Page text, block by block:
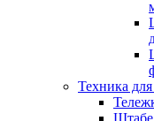
Техника для